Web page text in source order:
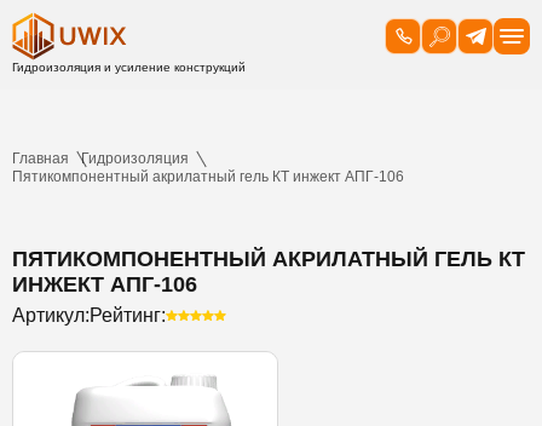
Главная
Гидроизоляция
Пятикомпонентный акрилатный гель КТ инжект АПГ-106
ПЯТИКОМПОНЕНТНЫЙ АКРИЛАТНЫЙ ГЕЛЬ КТ
ИНЖЕКТ АПГ-106
Артикул:Рейтинг: